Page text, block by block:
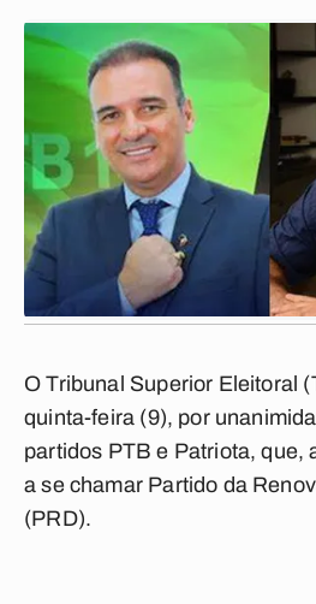
O Tribunal Superior Eleitoral
quinta-feira (9), por
partidos PTB e Patriota, que,
a se chamar Partido da
(PRD).